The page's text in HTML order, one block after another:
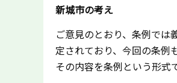
新城市の考え
ご意見のとおり、条例では
定されており、今回の条例
その内容を条例という形式